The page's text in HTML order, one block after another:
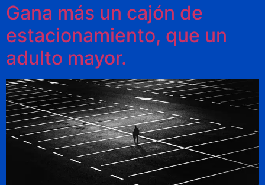
Gana más un cajón de
estacionamiento, que un
adulto mayor.